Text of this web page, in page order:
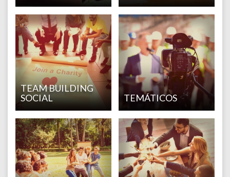
TEAM BUILDING
SOCIAL
TEMÁTICOS